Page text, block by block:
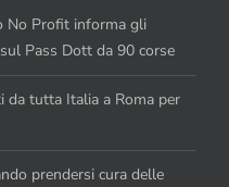
No Profit informa gli
Pass Dott da 90 corse
da tutta Italia a Roma per
prendersi cura delle